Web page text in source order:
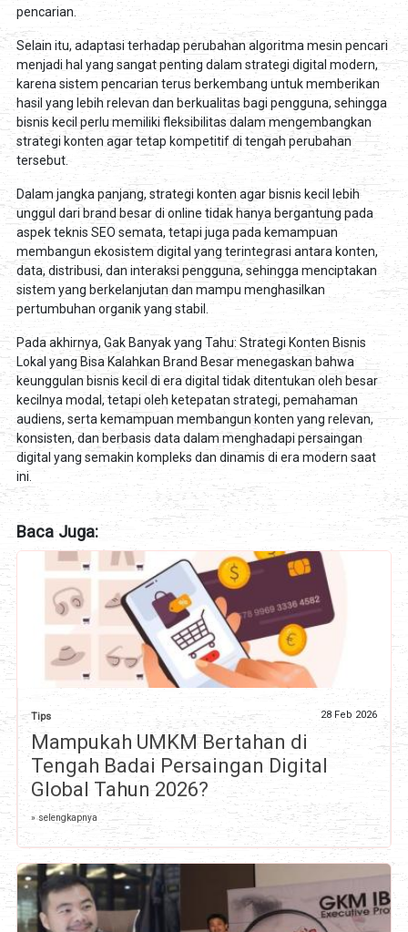
pencarian.
Selain itu, adaptasi terhadap perubahan algoritma mesin pencari
menjadi hal yang sangat penting dalam strategi digital modern,
karena sistem pencarian terus berkembang untuk memberikan
hasil yang lebih relevan dan berkualitas bagi pengguna, sehingga
bisnis kecil perlu memiliki fleksibilitas dalam mengembangkan
strategi konten agar tetap kompetitif di tengah perubahan
tersebut.
Dalam jangka panjang, strategi konten agar bisnis kecil lebih
unggul dari brand besar di online tidak hanya bergantung pada
aspek teknis SEO semata, tetapi juga pada kemampuan
membangun ekosistem digital yang terintegrasi antara konten,
data, distribusi, dan interaksi pengguna, sehingga menciptakan
sistem yang berkelanjutan dan mampu menghasilkan
pertumbuhan organik yang stabil.
Pada akhirnya, Gak Banyak yang Tahu: Strategi Konten Bisnis
Lokal yang Bisa Kalahkan Brand Besar menegaskan bahwa
keunggulan bisnis kecil di era digital tidak ditentukan oleh besar
kecilnya modal, tetapi oleh ketepatan strategi, pemahaman
audiens, serta kemampuan membangun konten yang relevan,
konsisten, dan berbasis data dalam menghadapi persaingan
digital yang semakin kompleks dan dinamis di era modern saat
ini.
Baca Juga:
Tips 28 Feb 2026
Mampukah UMKM Bertahan di
Tengah Badai Persaingan Digital
Global Tahun 2026?
» selengkapnya